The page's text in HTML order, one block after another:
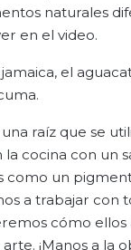
naturales
en el video.
el
raíz que se
cocina con un
como un
a trabajar con
cómo ellos
¡Manos a la